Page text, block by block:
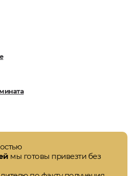
мы готовы привезти без